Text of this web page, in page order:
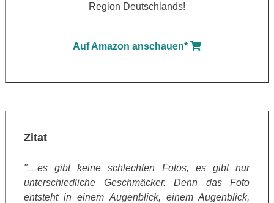
Region Deutschlands!
Auf Amazon anschauen*
Zitat
"…es gibt keine schlechten Fotos, es gibt nur
unterschiedliche Geschmäcker. Denn das Foto
entsteht in einem Augenblick, einem Augenblick,